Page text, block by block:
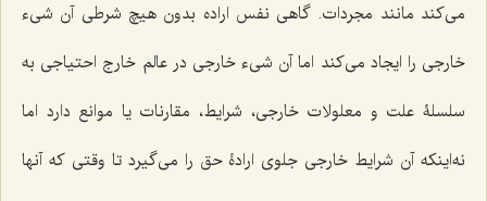
می‌کند مانند مجردات. گاهی نفس اراده بدون هیچ شرطی آن شیء
خارجی را ایجاد می‌کند اما آن شیء خارجی در عالم خارج احتیاجی به
سلسلۀ علت و معلولات خارجی، شرایط، مقارنات یا موانع دارد اما
نه‌اینکه آن شرایط خارجی جلوی ارادۀ حق را می‌گیرد تا وقتی که آنها